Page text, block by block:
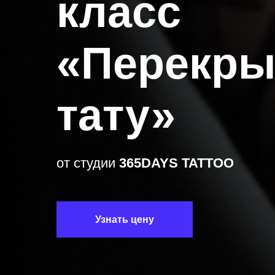
класс
тату»
от студии 365DAYS TATTOO
Узнать цену